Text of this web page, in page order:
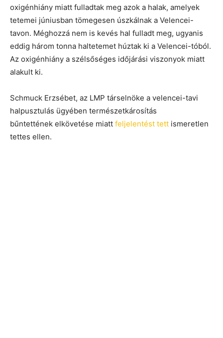
oxigénhiány miatt fulladtak meg azok a halak, amelyek
tetemei júniusban tömegesen úszkálnak a Velencei-
tavon. Méghozzá nem is kevés hal fulladt meg, ugyanis
eddig három tonna haltetemet húztak ki a Velencei-tóból.
Az oxigénhiány a szélsőséges időjárási viszonyok miatt
alakult ki.
Schmuck Erzsébet, az LMP társelnöke a velencei-tavi
halpusztulás ügyében természetkárosítás
bűntettének elkövetése miatt feljelentést tett ismeretlen
tettes ellen.